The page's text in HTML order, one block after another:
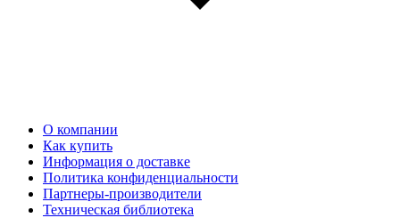
О компании
Как купить
Информация о доставке
Политика конфиденциальности
Партнеры-производители
Техническая библиотека